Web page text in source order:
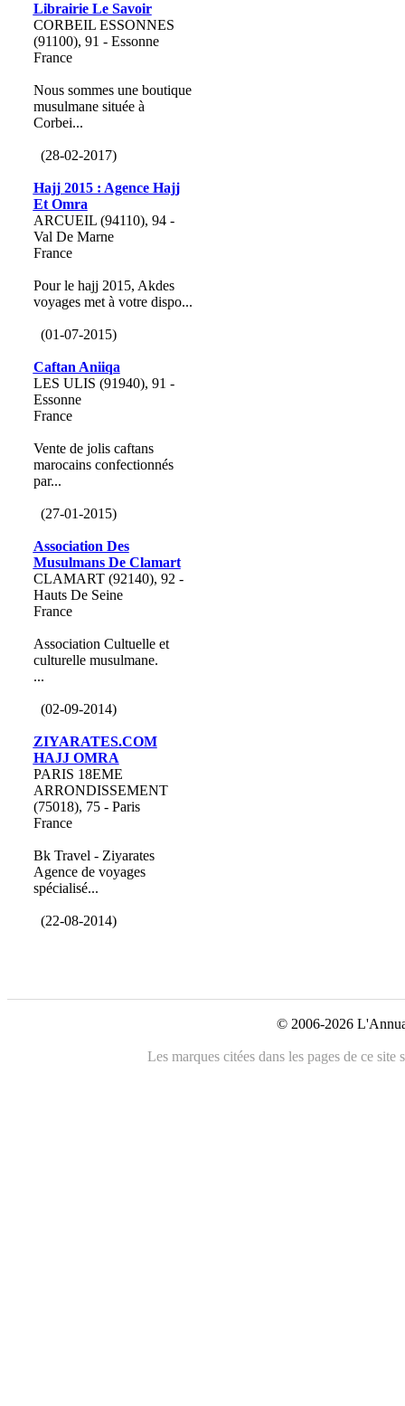
Librairie Le Savoir
CORBEIL ESSONNES
(91100), 91 - Essonne
France
Nous sommes une boutique
musulmane située à
Corbei...
(28-02-2017)
Hajj 2015 : Agence Hajj
Et Omra
ARCUEIL (94110), 94 -
Val De Marne
France
Pour le hajj 2015, Akdes
voyages met à votre dispo...
(01-07-2015)
Caftan Aniiqa
LES ULIS (91940), 91 -
Essonne
France
Vente de jolis caftans
marocains confectionnés
par...
(27-01-2015)
Association Des
Musulmans De Clamart
CLAMART (92140), 92 -
Hauts De Seine
France
Association Cultuelle et
culturelle musulmane.
...
(02-09-2014)
ZIYARATES.COM
HAJJ OMRA
PARIS 18EME
ARRONDISSEMENT
(75018), 75 - Paris
France
Bk Travel - Ziyarates
Agence de voyages
spécialisé...
(22-08-2014)
© 2006-2026
Les marques citées dans les pages de ce